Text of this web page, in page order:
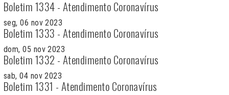
Boletim 1334 - Atendimento Coronavírus
seg, 06 nov 2023
Boletim 1333 - Atendimento Coronavírus
dom, 05 nov 2023
Boletim 1332 - Atendimento Coronavírus
sab, 04 nov 2023
Boletim 1331 - Atendimento Coronavírus